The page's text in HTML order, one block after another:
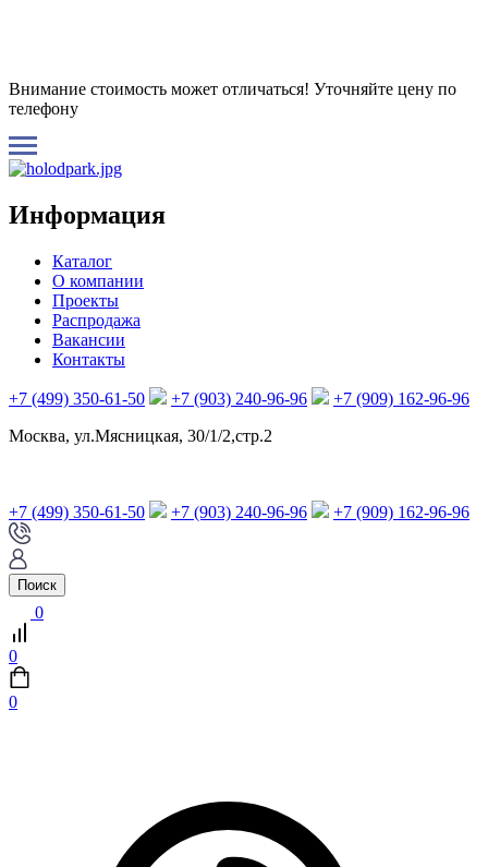
Внимание стоимость может отличаться! Уточняйте цену по
телефону
Информация
Каталог
О компании
Проекты
Распродажа
Вакансии
Контакты
+7 (499) 350-61-50 +7 (903) 240-96-96
+7 (909) 162-96-96
Москва, ул.Мясницкая, 30/1/2,стр.2
+7 (499) 350-61-50 +7 (903) 240-96-96 +7 (909) 162-96-96
Поиск
0
0
0